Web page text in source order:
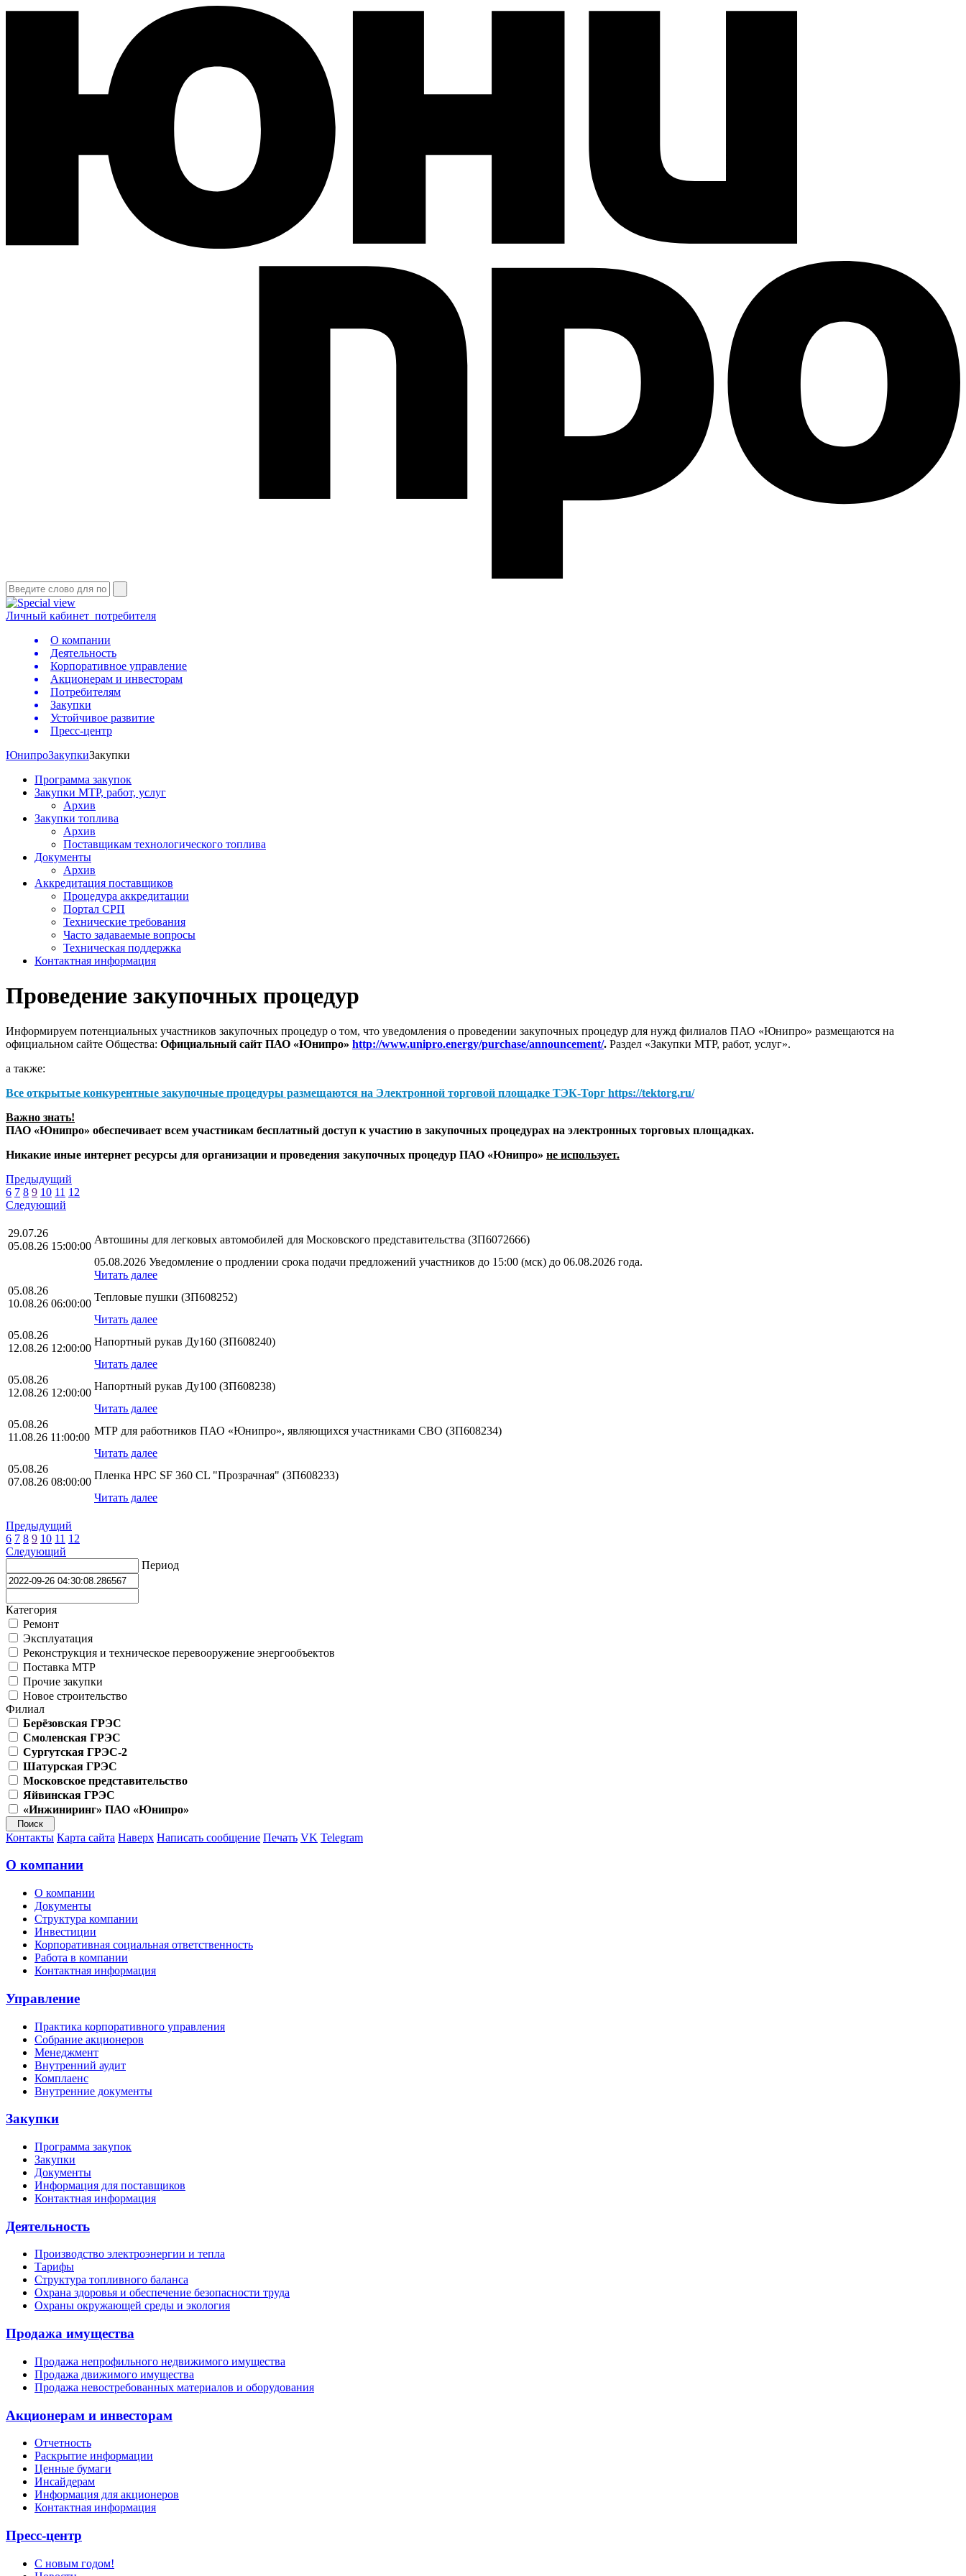
Личный кабинет потребителя
О компании
Деятельность
Корпоративное управление
Акционерам и инвесторам
Потребителям
Закупки
Устойчивое развитие
Пресс-центр
ЮнипроЗакупкиЗакупки
Программа закупок
Закупки МТР, работ, услуг
Архив
Закупки топлива
Архив
Поставщикам технологического топлива
Документы
Архив
Аккредитация поставщиков
Процедура аккредитации
Портал СРП
Технические требования
Часто задаваемые вопросы
Техническая поддержка
Контактная информация
Проведение закупочных процедур
Информируем потенциальных участников закупочных процедур о том, что уведомления о проведении закупочных процедур для нужд филиалов ПАО «Юнипро» размещаются на
официальном сайте Общества: Официальный сайт ПАО «Юнипро» http://www.unipro.energy/purchase/announcement/. Раздел «Закупки МТР, работ, услуг».
а также:
Все открытые конкурентные закупочные процедуры размещаются на Электронной торговой площадке ТЭК-Торг https://tektorg.ru/
Важно знать!
ПАО «Юнипро» обеспечивает всем участникам бесплатный доступ к участию в закупочных процедурах на электронных торговых площадках.
Никакие иные интернет ресурсы для организации и проведения закупочных процедур ПАО «Юнипро» не использует.
Предыдущий
6 7 8 9 10 11 12
Следующий
29.07.26
05.08.26 15:00:00
Автошины для легковых автомобилей для Московского представительства (ЗП6072666)
05.08.2026 Уведомление о продлении срока подачи предложений участников до 15:00 (мск) до 06.08.2026 года.
Читать далее
05.08.26
10.08.26 06:00:00
Тепловые пушки (ЗП608252)
Читать далее
05.08.26
12.08.26 12:00:00
Напортный рукав Ду160 (ЗП608240)
Читать далее
05.08.26
12.08.26 12:00:00
Напортный рукав Ду100 (ЗП608238)
Читать далее
05.08.26
11.08.26 11:00:00
МТР для работников ПАО «Юнипро», являющихся участниками СВО (ЗП608234)
Читать далее
05.08.26
07.08.26 08:00:00
Пленка HPС SF 360 CL "Прозрачная" (ЗП608233)
Читать далее
Предыдущий
6 7 8 9 10 11 12
Следующий
Период
Категория
Ремонт
Эксплуатация
Реконструкция и техническое перевооружение энергообъектов
Поставка МТР
Прочие закупки
Новое строительство
Филиал
Берёзовская ГРЭС
Смоленская ГРЭС
Сургутская ГРЭС-2
Шатурская ГРЭС
Московское представительство
Яйвинская ГРЭС
«Инжиниринг» ПАО «Юнипро»
Контакты Карта сайта Наверх Написать сообщение Печать VK Telegram
О компании
О компании
Документы
Структура компании
Инвестиции
Корпоративная социальная ответственность
Работа в компании
Контактная информация
Управление
Практика корпоративного управления
Собрание акционеров
Менеджмент
Внутренний аудит
Комплаенс
Внутренние документы
Закупки
Программа закупок
Закупки
Документы
Информация для поставщиков
Контактная информация
Деятельность
Производство электроэнергии и тепла
Тарифы
Структура топливного баланса
Охрана здоровья и обеспечение безопасности труда
Охраны окружающей среды и экология
Продажа имущества
Продажа непрофильного недвижимого имущества
Продажа движимого имущества
Продажа невостребованных материалов и оборудования
Акционерам и инвесторам
Отчетность
Раскрытие информации
Ценные бумаги
Инсайдерам
Информация для акционеров
Контактная информация
Пресс-центр
С новым годом!